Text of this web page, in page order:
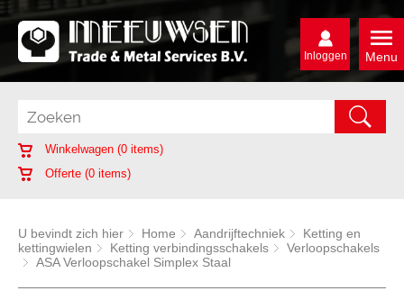
Menu
Inloggen
Winkelwagen (0 items)
Offerte (0 items)
U bevindt zich hier Home Aandrijftechniek
Ketting en
kettingwielen
Ketting verbindingsschakels
Verloopschakels
ASA Verloopschakel Simplex Staal